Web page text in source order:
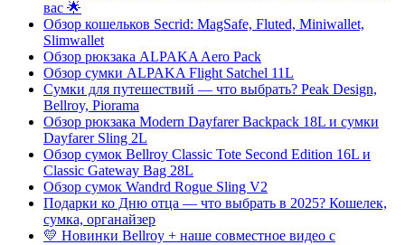
вас 🌟
Обзор кошельков Secrid: MagSafe, Fluted, Miniwallet,
Slimwallet
Обзор рюкзака ALPAKA Aero Pack
Обзор сумки ALPAKA Flight Satchel 11L
Сумки для путешествий — что выбрать? Peak Design,
Bellroy, Piorama
Обзор рюкзака Modern Dayfarer Backpack 18L и сумки
Dayfarer Sling 2L
Обзор сумок Bellroy Classic Tote Second Edition 16L и
Classic Gateway Bag 28L
Обзор сумок Wandrd Rogue Sling V2
Подарки ко Дню отца — что выбрать в 2025? Кошелек,
сумка, органайзер
💛 Новинки Bellroy + наше совместное видео с